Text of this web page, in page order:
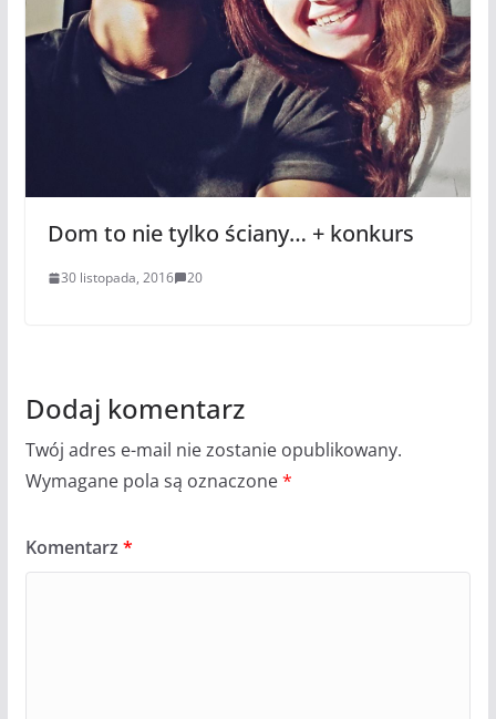
Dom to nie tylko ściany… + konkurs
30 listopada, 2016 20
Dodaj komentarz
Twój adres e-mail nie zostanie opublikowany.
Wymagane pola są oznaczone*
Komentarz *